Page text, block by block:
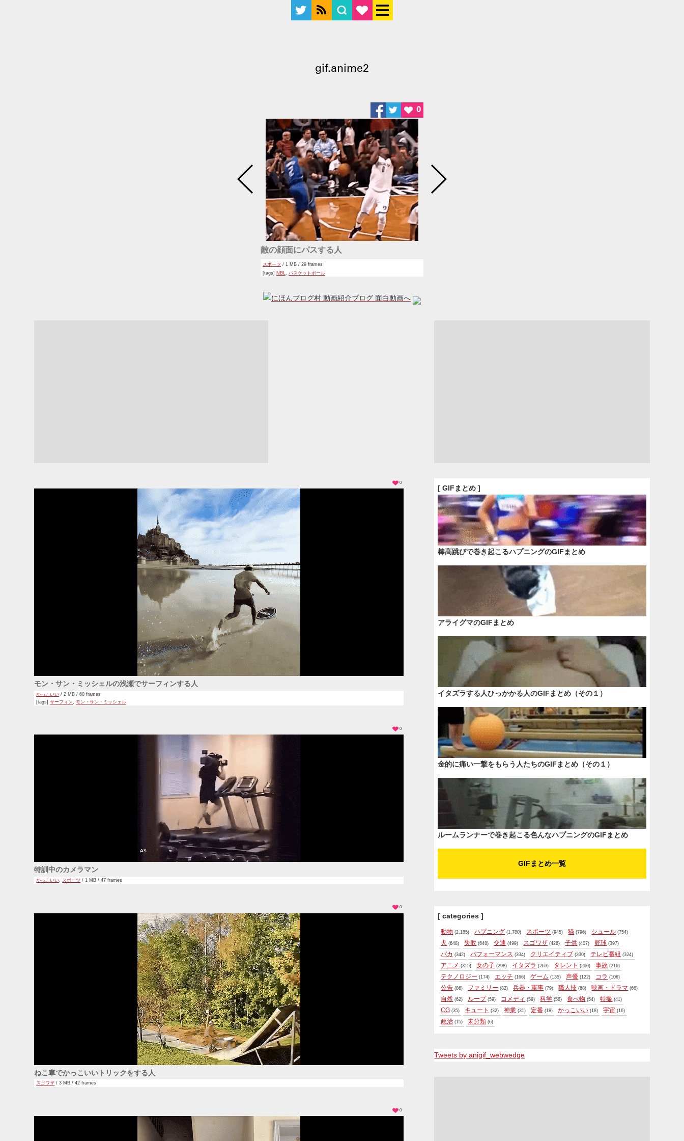
gif.anime2
敵の顔面にパスする人
スポーツ / 1 MB / 29 frames
[tags] NBL バスケットボール
0
モン・サン・ミッシェルの浅瀬でサーフィンする人
かっこいい / 2 MB / 60 frames
[tags]サーフィン ,モン・サン・ミッシェル
0
特訓中のカメラマン
かっこいい スポーツ / 1 MB / 47 frames
0
ねこ車でかっこいいトリックをする人
スゴワザ / 3 MB / 42 frames
0
0
[ GIFまとめ ]
棒高跳びで巻き起こるハプニングのGIFまとめ
アライグマのGIFまとめ
イタズラする人ひっかかる人のGIFまとめ（その１）
金的に痛い一撃をもらう人たちのGIFまとめ（その１）
ルームランナーで巻き起こる色んなハプニングのGIFまとめ
GIFまとめ一覧
[ categories ]
動物 (2,185) ハプニング (1,780) スポーツ (945) 猫 (796) シュール (754)
犬 (648) 失敗 (648) 交通 (499) スゴワザ (428) 子供 (407) 野球 (397)
バカ (342) パフォーマンス (334) クリエイティブ (330) テレビ番組 (324)
アニメ (315) 女の子 (298) イタズラ (263) タレント (260) 事故 (216)
テクノロジー (174) エッチ (166) ゲーム (135) 声優 (122) コラ (106)
公告 (86) ファミリー (82) 兵器・軍事 (79) 職人技 (68) 映画・ドラマ (66)
自然 (62) ループ (59) コメディ (59) 科学 (58) 食べ物 (54) 特撮 (41)
CG (35) キュート (32) 神業 (31) 定番 (18) かっこいい (18) 宇宙 (16)
政治 (15) 未分類 (6)
Tweets by anigif_webwedge